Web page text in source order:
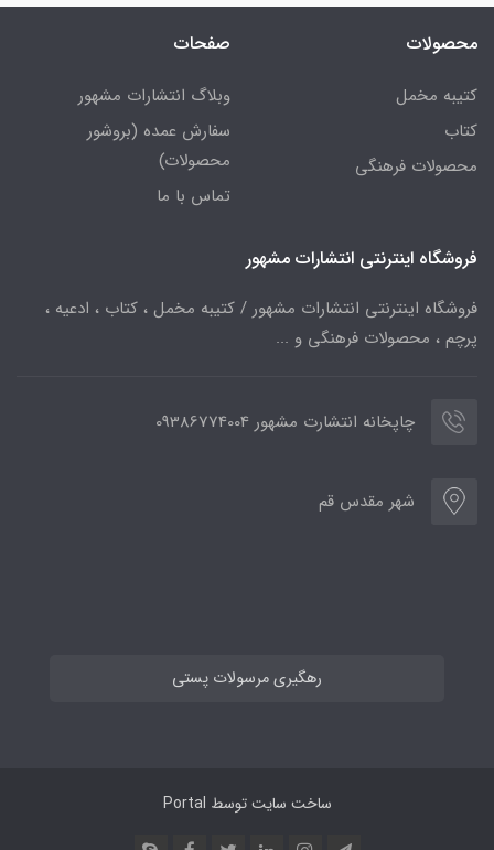
محصولات
کتیبه مخمل
کتاب
محصولات فرهنگی
صفحات
وبلاگ انتشارات مشهور
سفارش عمده (بروشور
محصولات)
تماس با ما
فروشگاه اینترنتی انتشارات مشهور
فروشگاه اینترنتی انتشارات مشهور / کتیبه مخمل ، کتاب ، ادعیه ،
پرچم ، محصولات فرهنگی و ...
چاپخانه انتشارت مشهور 09386774004
شهر مقدس قم
رهگیری مرسولات پستی
ساخت سایت توسط Portal